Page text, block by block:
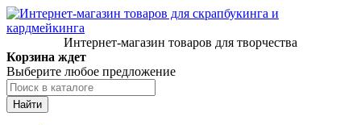
Интернет-магазин товаров для творчества
Корзина ждет
Выберите любое предложение
Найти